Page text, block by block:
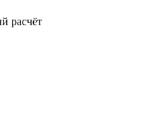
расчёт